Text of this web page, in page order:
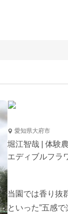
愛知県大府市
堀江智哉 | 体験
エディブルフラ
当園では香り抜
といった”五感